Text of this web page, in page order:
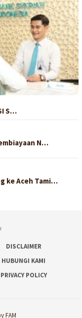
S…
N…
ke Aceh Tami…
DISCLAIMER
HUBUNGI KAMI
PRIVACY POLICY
FAM